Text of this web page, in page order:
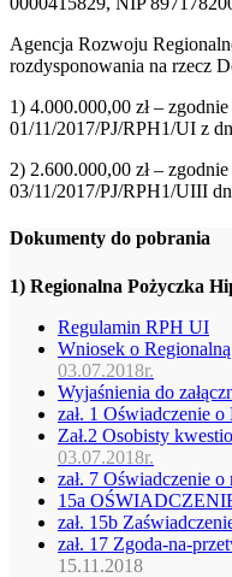
Agencja Rozwoju
rozdysponowania na rzecz
1) 4.000.000,00 zł –
01/11/2017/PJ/RPH1/UI z
2) 2.600.000,00 zł –
03/11/2017/PJ/RPH1/UIII
Dokumenty do pobrania
1) Regionalna Pożyczka
Regulamin RPH UI
Wniosek o
03.07.2018r.
Wyjaśnienia do
zał. 1 Oświadczenie
Zał.2 Osobisty
03.07.2018r.
zał. 7 Oświadczenie
15a
zał. 15b
zał. 17 Zgoda-na-przet
15.11.2018